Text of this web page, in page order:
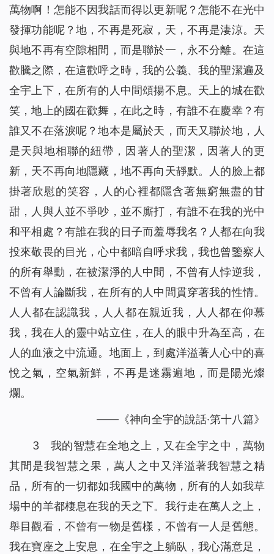
萬物啊！怎能不因我話而得以更新呢？怎能不在光中
發揮功能呢？地，不再是死寂，天，不再是淒涼。天
與地不再有空隙相間，而是聯於一，永不分離。在這
歡騰之際，在這歡呼之時，我的公義、我的聖潔遍及
全宇上下，在所有的人中間頌揚不息。天上的城在歡
笑，地上的國在歡舞，在此之時，有誰不在慶幸？有
誰又不在落淚呢？地本是屬於天，而天又聯於地，人
是天與地相聯的紐帶，因著人的聖潔，因著人的更
新，天不再向地隱藏，地不再向天靜默。人的臉上都
掛著欣慰的笑容，人的心裡都隱含著無窮無盡的甘
甜，人與人並不爭吵，並不廝打，有誰不在我的光中
和平相處？有誰在我的日子而羞辱我名？人都在向我
投來敬畏的目光，心中都暗自呼求我，我也曾鑒察人
的所有舉動，在被潔淨的人中間，不曾有人悖逆我，
不曾有人論斷我，在所有的人中間貫穿著我的性情。
人人都在認識我，人人都在親近我，人人都在仰慕
我，我在人的靈中站立住，在人的眼中升為至高，在
人的血液之中流通。地面上，到處洋溢著人心中的喜
悅之氣，空氣新鮮，不再是迷霧遍地，而是陽光燦
爛。
——《神向全宇的說話·第十八篇》
3 我的智慧在全地之上，又在全宇之中，萬物
其間是我智慧之果，萬人之中又洋溢著我智慧之精
品，所有的一切都如我國中的萬物，所有的人如我草
場中的羊都棲息在我的天之下。我行走在萬人之上，
舉目觀看，不曾有一物是舊樣，不曾有一人是舊態。
我在寶座之上安息，在全宇之上躺臥，我心滿意足，